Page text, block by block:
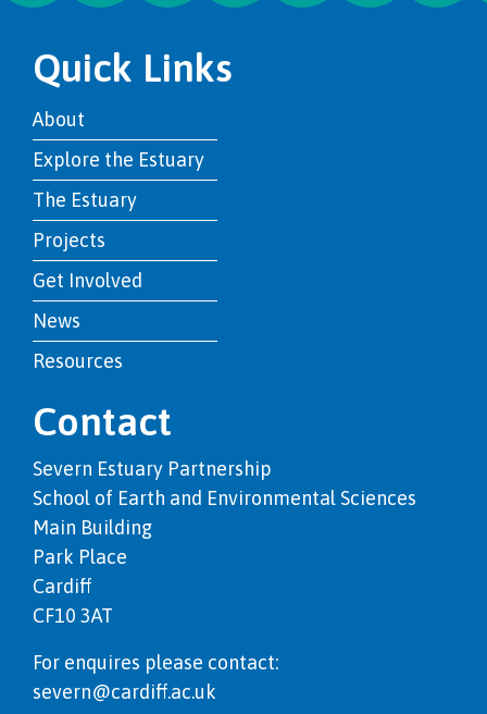
Quick Links
About
Explore the Estuary
The Estuary
Projects
Get Involved
News
Resources
Contact
Severn Estuary Partnership
School of Earth and Environmental Sciences
Main Building
Park Place
Cardiff
CF10 3AT
For enquires please contact:
severn@cardiff.ac.uk